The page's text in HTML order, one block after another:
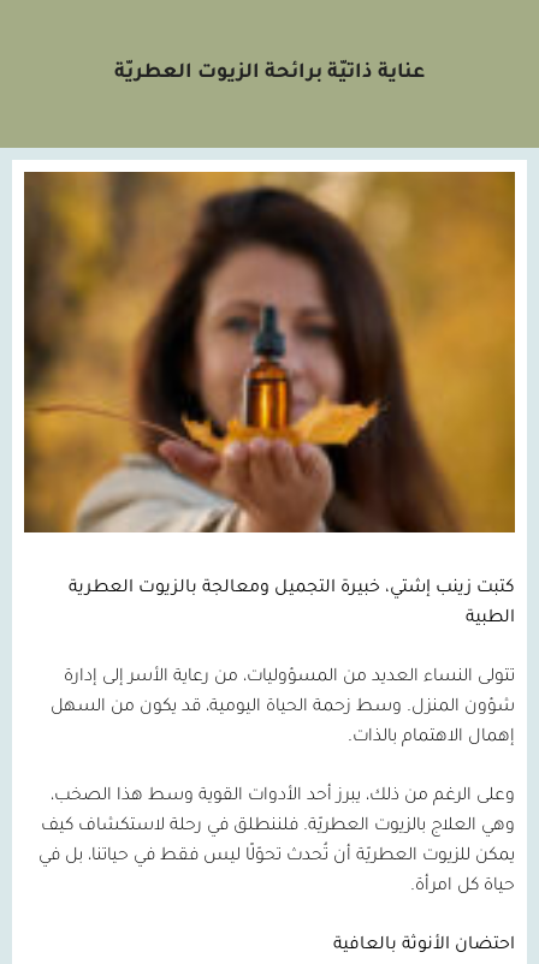
عناية ذاتيّة برائحة الزيوت العطريّة
كتبت زينب إشتي، خبيرة التجميل ومعالجة بالزيوت العطرية
الطبية
تتولى النساء العديد من المسؤوليات، من رعاية الأسر إلى إدارة
شؤون المنزل. وسط زحمة الحياة اليومية، قد يكون من السهل
إهمال الاهتمام بالذات.
وعلى الرغم من ذلك، يبرز أحد الأدوات القوية وسط هذا الصخب،
وهي العلاج بالزيوت العطريّة. فلننطلق في رحلة لاستكشاف كيف
يمكن للزيوت العطريّة أن تُحدث تحوّلًا ليس فقط في حياتنا، بل في
حياة كل امرأة.
احتضان الأنوثة بالعافية